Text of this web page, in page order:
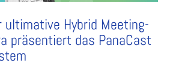
ultimative Hybrid Meeting-
präsentiert das PanaCast